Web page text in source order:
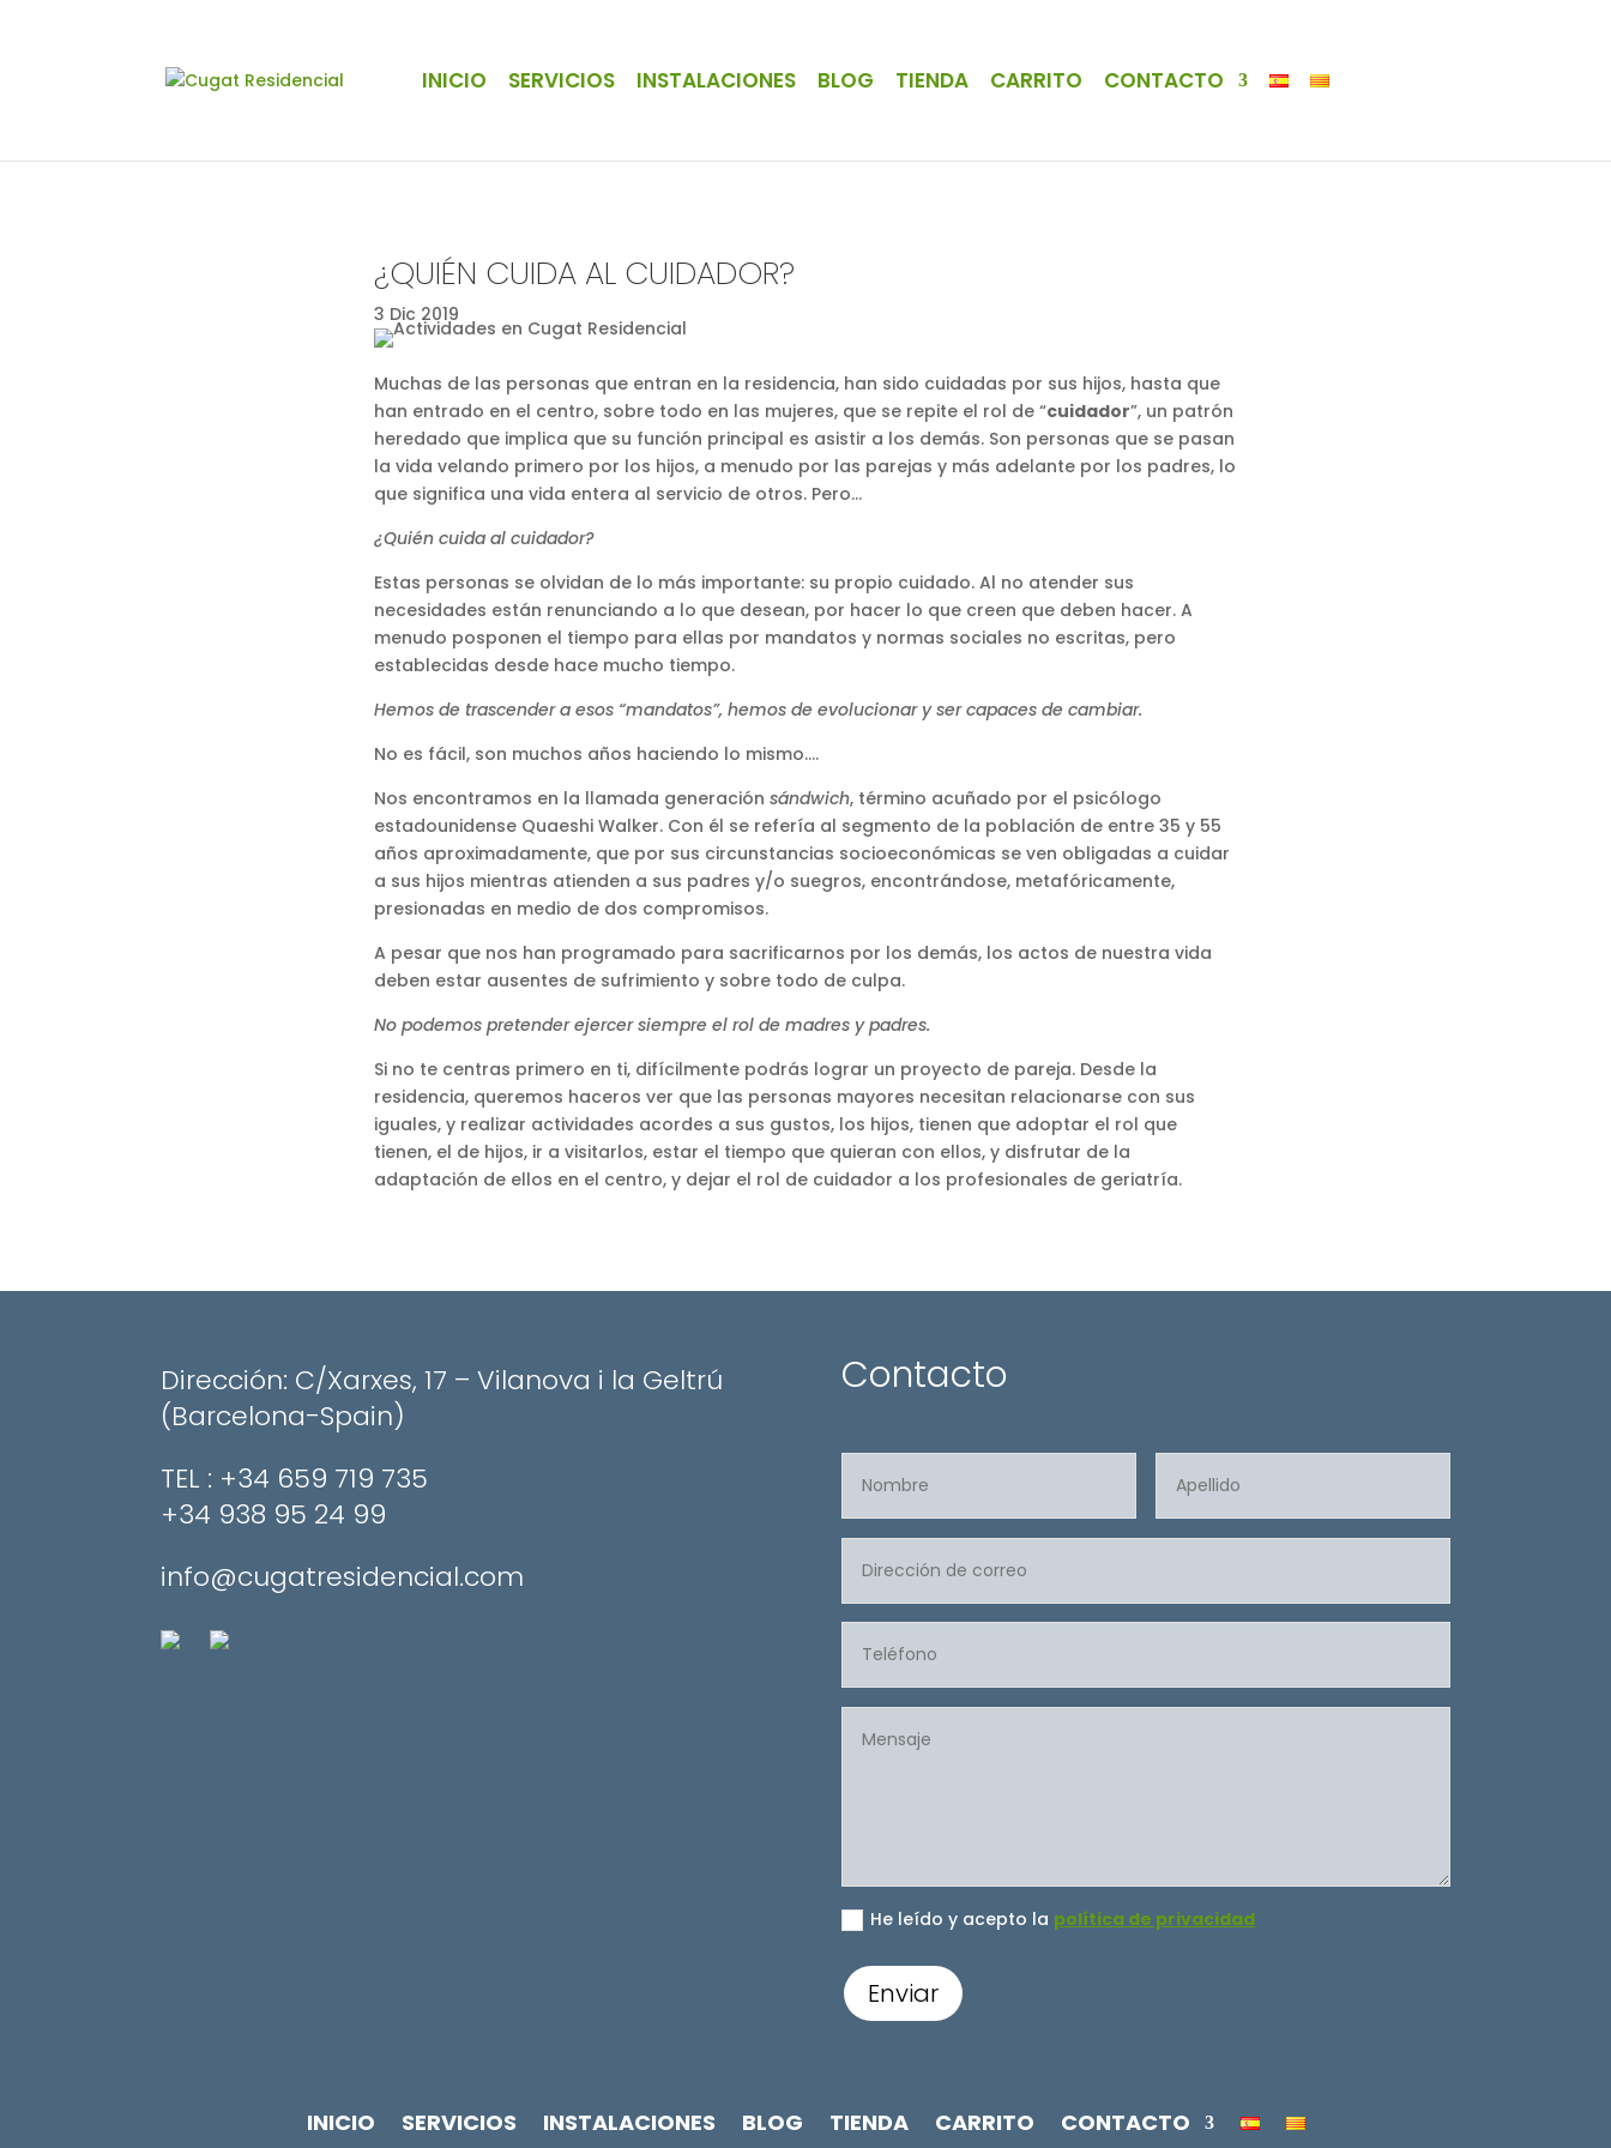
INICIO SERVICIOS INSTALACIONES BLOG TIENDA CARRITO CONTACTO
¿QUIÉN CUIDA AL CUIDADOR?
3 Dic 2019
Muchas de las personas que entran en la residencia, han sido cuidadas por sus hijos, hasta que
han entrado en el centro, sobre todo en las mujeres, que se repite el rol de “cuidador”, un patrón
heredado que implica que su función principal es asistir a los demás. Son personas que se pasan
la vida velando primero por los hijos, a menudo por las parejas y más adelante por los padres, lo
que significa una vida entera al servicio de otros. Pero…
¿Quién cuida al cuidador?
Estas personas se olvidan de lo más importante: su propio cuidado. Al no atender sus
necesidades están renunciando a lo que desean, por hacer lo que creen que deben hacer. A
menudo posponen el tiempo para ellas por mandatos y normas sociales no escritas, pero
establecidas desde hace mucho tiempo.
Hemos de trascender a esos “mandatos”, hemos de evolucionar y ser capaces de cambiar.
No es fácil, son muchos años haciendo lo mismo….
Nos encontramos en la llamada generación sándwich, término acuñado por el psicólogo
estadounidense Quaeshi Walker. Con él se refería al segmento de la población de entre 35 y 55
años aproximadamente, que por sus circunstancias socioeconómicas se ven obligadas a cuidar
a sus hijos mientras atienden a sus padres y/o suegros, encontrándose, metafóricamente,
presionadas en medio de dos compromisos.
A pesar que nos han programado para sacrificarnos por los demás, los actos de nuestra vida
deben estar ausentes de sufrimiento y sobre todo de culpa.
No podemos pretender ejercer siempre el rol de madres y padres.
Si no te centras primero en ti, difícilmente podrás lograr un proyecto de pareja. Desde la
residencia, queremos haceros ver que las personas mayores necesitan relacionarse con sus
iguales, y realizar actividades acordes a sus gustos, los hijos, tienen que adoptar el rol que
tienen, el de hijos, ir a visitarlos, estar el tiempo que quieran con ellos, y disfrutar de la
adaptación de ellos en el centro, y dejar el rol de cuidador a los profesionales de geriatría.
Dirección: C/Xarxes, 17 – Vilanova i la Geltrú
(Barcelona-Spain)
​TEL : +34 659 719 735
+34 938 95 24 99
info@cugatresidencial.com
Contacto
He leído y acepto la política de privacidad
Enviar
INICIO SERVICIOS INSTALACIONES BLOG TIENDA CARRITO CONTACTO